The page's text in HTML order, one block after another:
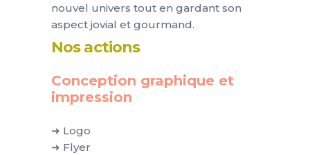
nouvel univers tout en gardant son
aspect jovial et gourmand.
Nos actions
Conception graphique et
impression
➜ Logo
➜ Flyer